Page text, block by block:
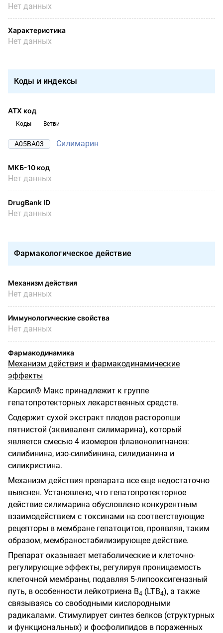
Нет данных
Характеристика
Нет данных
Коды и индексы
АТХ код
Коды Ветви
A05BA03 Силимарин
МКБ-10 код
Нет данных
DrugBank ID
Нет данных
Фармакологическое действие
Механизм действия
Нет данных
Иммунологические свойства
Нет данных
Фармакодинамика
Механизм действия и фармакодинамические
эффекты
Карсил® Макс принадлежит к группе
гепатопротекторных лекарственных средств.
Содержит сухой экстракт плодов расторопши
пятнистой (эквивалент силимарина), который
является смесью 4 изомеров флавонолигнанов:
силибинина, изо-силибинина, силидианина и
силикристина.
Механизм действия препарата все еще недостаточно
выяснен. Установлено, что гепатопротекторное
действие силимарина обусловлено конкурентным
взаимодействием с токсинами на соответствующие
рецепторы в мембране гепатоцитов, проявляя, таким
образом, мембраностабилизирующее действие.
Препарат оказывает метаболические и клеточно-
регулирующие эффекты, регулируя проницаемость
клеточной мембраны, подавляя 5-липооксигеназный
путь, в особенности лейкотриена В4 (LTB4), а также
связываясь со свободными кислородными
радикалами. Стимулирует синтез белков (структурных
и функциональных) и фосфолипидов в пораженных